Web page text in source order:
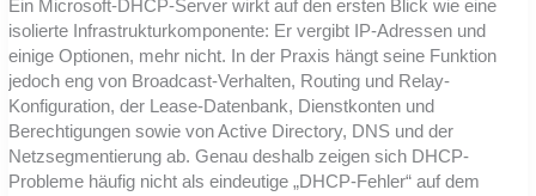
Ein Microsoft-DHCP-Server wirkt auf den ersten Blick wie eine
isolierte Infrastrukturkomponente: Er vergibt IP-Adressen und
einige Optionen, mehr nicht. In der Praxis hängt seine Funktion
jedoch eng von Broadcast-Verhalten, Routing und Relay-
Konfiguration, der Lease-Datenbank, Dienstkonten und
Berechtigungen sowie von Active Directory, DNS und der
Netzsegmentierung ab. Genau deshalb zeigen sich DHCP-
Probleme häufig nicht als eindeutige „DHCP-Fehler“ auf dem